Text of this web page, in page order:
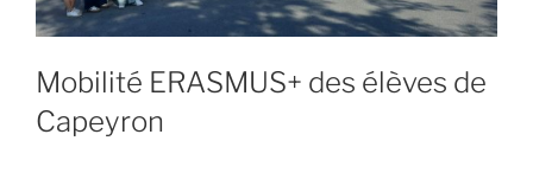
Mobilité ERASMUS+ des élèves de
Capeyron